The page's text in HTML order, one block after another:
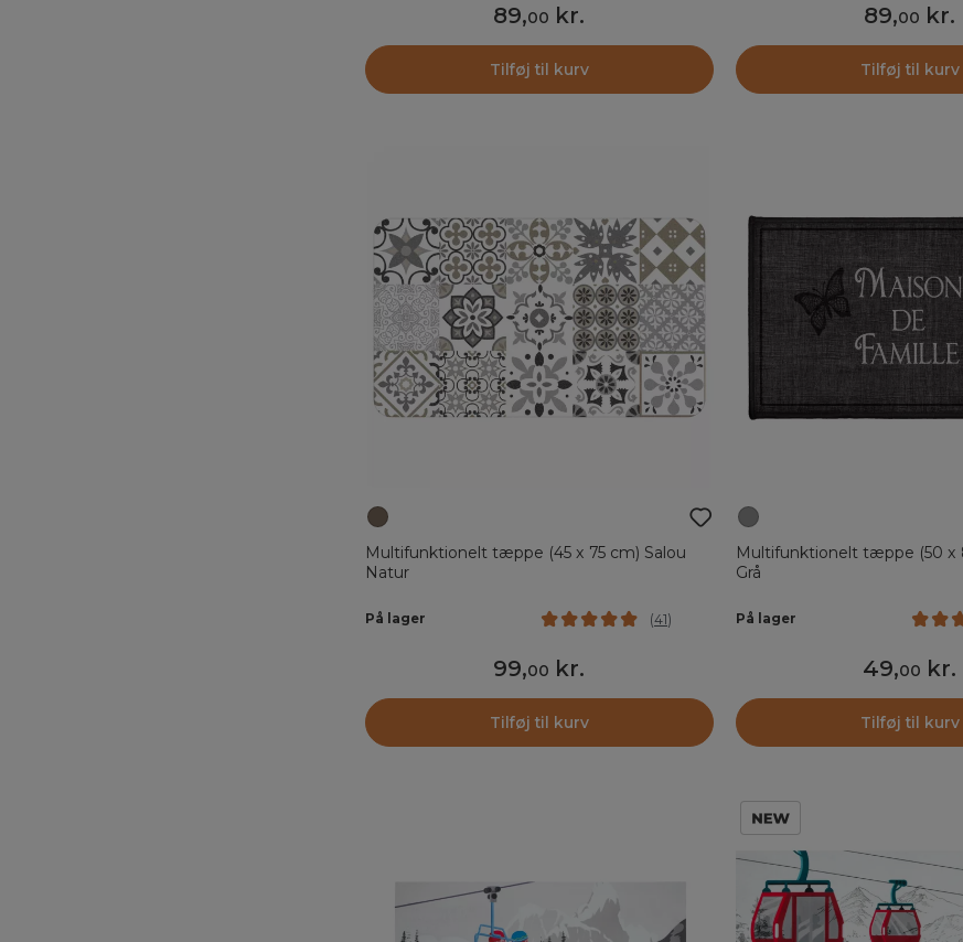
89,00 kr.
Tilføj til kurv
89,00 kr.
Tilføj til kurv
Multifunktionelt tæppe (45 x 75 cm) Salou
Natur
På lager (41)
99,00 kr.
Tilføj til kurv
Multifunktionelt tæppe (50 x
Grå
På lager
49,00 kr.
Tilføj til kurv